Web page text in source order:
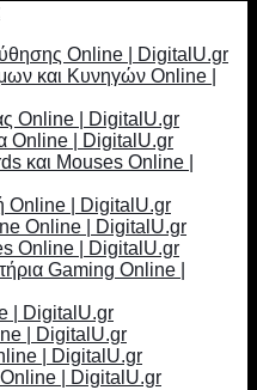
Online | DigitalU.gr
και Κυνηγών Online |
Online | DigitalU.gr
Online | DigitalU.gr
και Mouses Online |
Online | DigitalU.gr
Online | DigitalU.gr
Online | DigitalU.gr
Gaming Online |
| DigitalU.gr
| DigitalU.gr
| DigitalU.gr
| DigitalU.gr